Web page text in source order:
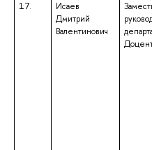
17.
Исаев
Дмитрий
Валентинович